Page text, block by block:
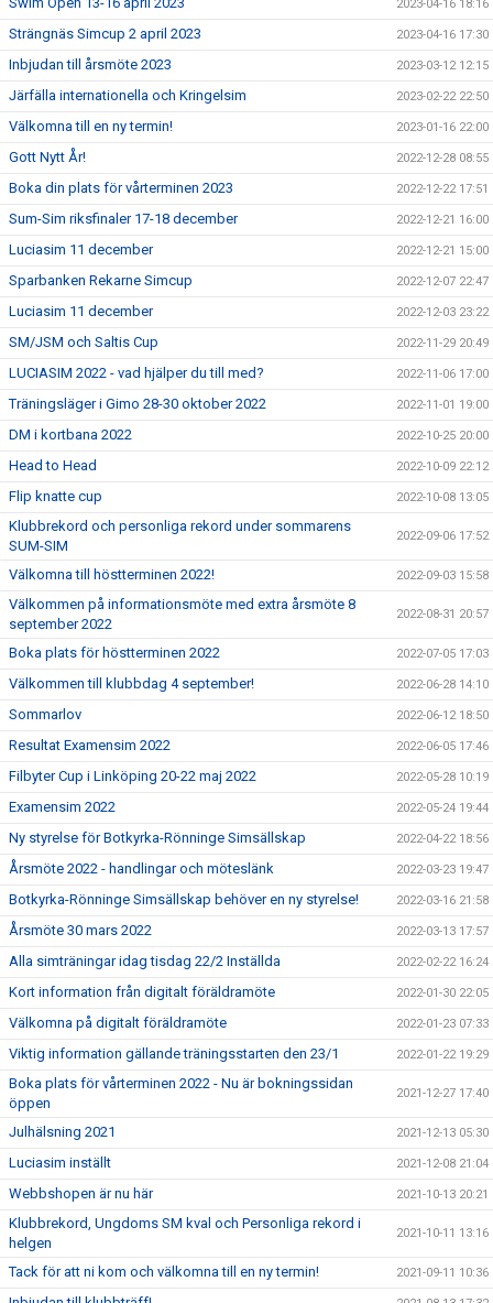
2023-04-16 18:16
Strängnäs Simcup 2 april 2023 2023-04-16 17:30
Inbjudan till årsmöte 2023 2023-03-12 12:15
Järfälla internationella och Kringelsim 2023-02-22 22:50
Välkomna till en ny termin! 2023-01-16 22:00
Gott Nytt År! 2022-12-28 08:55
Boka din plats för vårterminen 2023 2022-12-22 17:51
Sum-Sim riksfinaler 17-18 december 2022-12-21 16:00
Luciasim 11 december 2022-12-21 15:00
Sparbanken Rekarne Simcup 2022-12-07 22:47
Luciasim 11 december 2022-12-03 23:22
SM/JSM och Saltis Cup 2022-11-29 20:49
LUCIASIM 2022 - vad hjälper du till med? 2022-11-06 17:00
Träningsläger i Gimo 28-30 oktober 2022 2022-11-01 19:00
DM i kortbana 2022 2022-10-25 20:00
Head to Head 2022-10-09 22:12
Flip knatte cup 2022-10-08 13:05
Klubbrekord och personliga rekord under sommarens
SUM-SIM
2022-09-06 17:52
Välkomna till höstterminen 2022! 2022-09-03 15:58
Välkommen på informationsmöte med extra årsmöte 8
september 2022
2022-08-31 20:57
Boka plats för höstterminen 2022 2022-07-05 17:03
Välkommen till klubbdag 4 september! 2022-06-28 14:10
Sommarlov 2022-06-12 18:50
Resultat Examensim 2022 2022-06-05 17:46
Filbyter Cup i Linköping 20-22 maj 2022 2022-05-28 10:19
Examensim 2022 2022-05-24 19:44
Ny styrelse för Botkyrka-Rönninge Simsällskap 2022-04-22 18:56
Årsmöte 2022 - handlingar och möteslänk 2022-03-23 19:47
Botkyrka-Rönninge Simsällskap behöver en ny styrelse! 2022-03-16 21:58
Årsmöte 30 mars 2022 2022-03-13 17:57
Alla simträningar idag tisdag 22/2 Inställda 2022-02-22 16:24
Kort information från digitalt föräldramöte 2022-01-30 22:05
Välkomna på digitalt föräldramöte 2022-01-23 07:33
Viktig information gällande träningsstarten den 23/1 2022-01-22 19:29
Boka plats för vårterminen 2022 - Nu är bokningssidan
öppen
2021-12-27 17:40
Julhälsning 2021 2021-12-13 05:30
Luciasim inställt 2021-12-08 21:04
Webbshopen är nu här 2021-10-13 20:21
Klubbrekord, Ungdoms SM kval och Personliga rekord i
helgen
2021-10-11 13:16
Tack för att ni kom och välkomna till en ny termin! 2021-09-11 10:36